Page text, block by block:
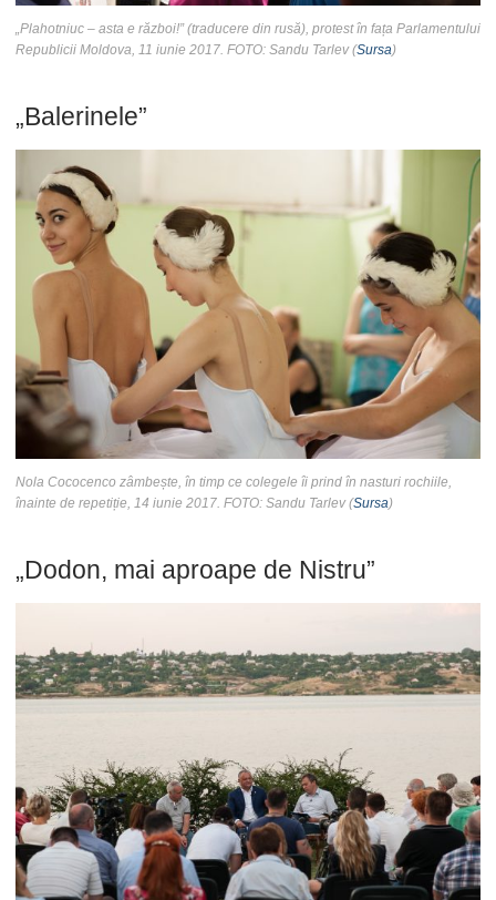
„Plahotniuc – asta e război!” (traducere din rusă), protest în fața Parlamentului
Republicii Moldova, 11 iunie 2017. FOTO: Sandu Tarlev (Sursa)
„Balerinele”
Nola Cococenco zâmbește, în timp ce colegele îi prind în nasturi rochiile,
înainte de repetiție, 14 iunie 2017. FOTO: Sandu Tarlev (Sursa)
„Dodon, mai aproape de Nistru”